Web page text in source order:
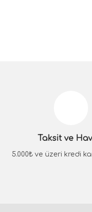
Taksit ve
5.000₺ ve üzeri kredi